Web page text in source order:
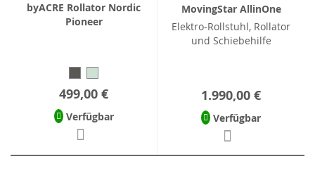
byACRE Rollator Nordic
Pioneer
499,00 €
Verfügbar
MovingStar AllinOne
Elektro-Rollstuhl, Rollator
und Schiebehilfe
1.990,00 €
Verfügbar